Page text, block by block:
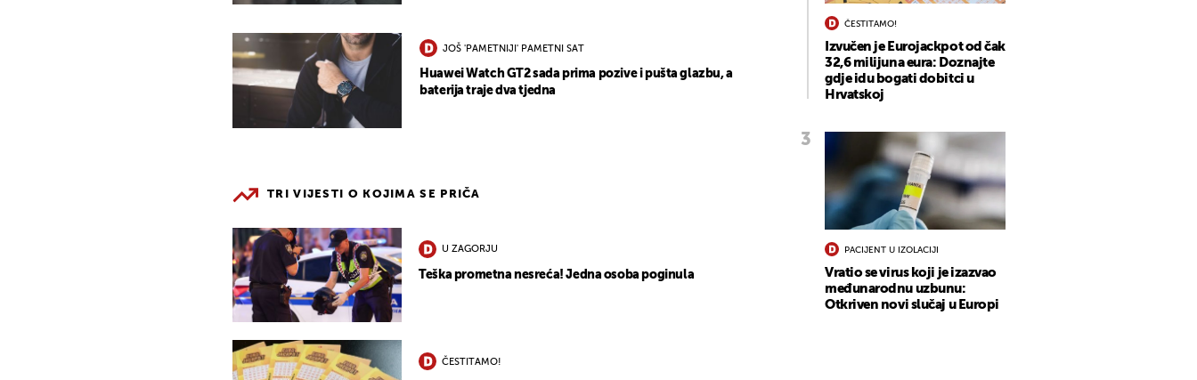
JOŠ 'PAMETNIJI' PAMETNI SAT
Huawei Watch GT2 sada prima pozive i pušta glazbu, a
baterija traje dva tjedna
TRI VIJESTI O KOJIMA SE PRIČA
U ZAGORJU
Teška prometna nesreća! Jedna osoba poginula
ČESTITAMO!
ČESTITAMO!
Izvučen je Eurojackpot od čak
32,6 milijuna eura: Doznajte
gdje idu bogati dobitci u
Hrvatskoj
PACIJENT U IZOLACIJI
Vratio se virus koji je izazvao
međunarodnu uzbunu:
Otkriven novi slučaj u Europi